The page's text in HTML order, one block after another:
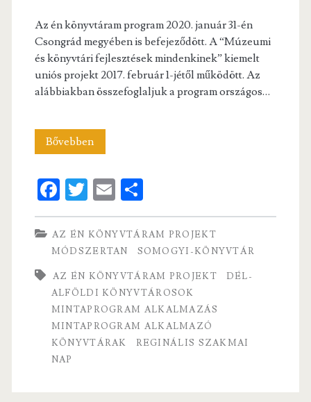
Az én könyvtáram program 2020. január 31-én
Csongrád megyében is befejeződött. A “Múzeumi
és könyvtári fejlesztések mindenkinek” kiemelt
uniós projekt 2017. február 1-jétől működött. Az
alábbiakban összefoglaljuk a program országos…
BővebbenLezárult
én
könyvtáram
program
Fa
ce
b
o
o
k
T
w
itt
er
E
m
ai
l
S
ha
re
AZ ÉN KÖNYVTÁRAM PROJEKT
MÓDSZERTAN
SOMOGYI-KÖNYVTÁR
AZ ÉN KÖNYVTÁRAM PROJEKT
DÉL-
ALFÖLDI KÖNYVTÁROSOK
MINTAPROGRAM ALKALMAZÁS
MINTAPROGRAM ALKALMAZÓ
KÖNYVTÁRAK
REGINÁLIS SZAKMAI
NAP